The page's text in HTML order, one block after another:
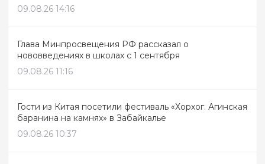
09.08.26 14:16
Глава Минпросвещения РФ рассказал о
нововведениях в школах с 1 сентября
09.08.26 11:16
Гости из Китая посетили фестиваль «Хорхог. Агинская
баранина на камнях» в Забайкалье
09.08.26 10:37